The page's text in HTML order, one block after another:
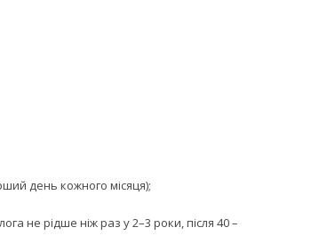
день кожного місяця);
не рідше ніж раз у 2–3 роки, після 40 –